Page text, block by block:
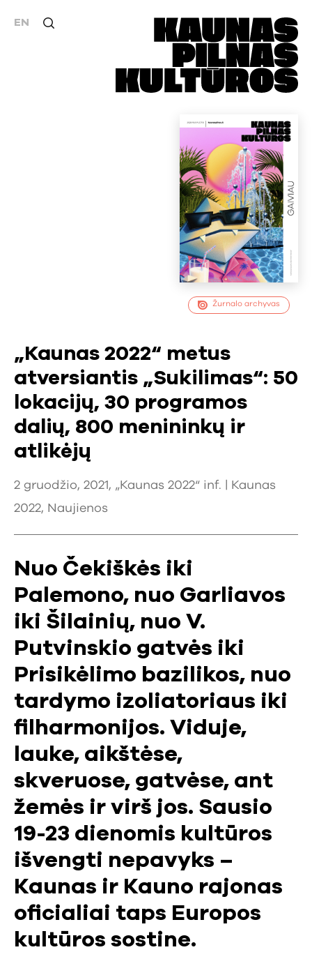
EN
Žurnalo archyvas
„Kaunas 2022“ metus
atversiantis „Sukilimas“: 50
lokacijų, 30 programos
dalių, 800 menininkų ir
atlikėjų
2 gruodžio, 2021, „Kaunas 2022“ inf. |
Kaunas
2022, Naujienos
Nuo Čekiškės iki
Palemono, nuo Garliavos
iki Šilainių, nuo V.
Putvinskio gatvės iki
Prisikėlimo bazilikos, nuo
tardymo izoliatoriaus iki
filharmonijos. Viduje,
lauke, aikštėse,
skveruose, gatvėse, ant
žemės ir virš jos. Sausio
19-23 dienomis kultūros
išvengti nepavyks –
Kaunas ir Kauno rajonas
oficialiai taps Europos
kultūros sostine.